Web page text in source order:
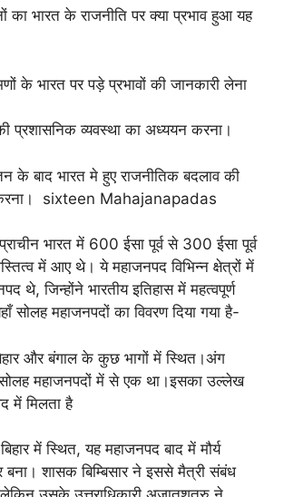
का भारत के राजनीति पर क्या प्रभाव हुआ यह
के भारत पर पड़े प्रभावों की जानकारी लेना
प्रशासनिक व्यवस्था का अध्ययन करना।
के बाद भारत मे हुए राजनीतिक बदलाव की
करना। sixteen Mahajanapadas
भारत में 600 ईसा पूर्व से 300 ईसा पूर्व
में आए थे। ये महाजनपद विभिन्न क्षेत्रों में
थे, जिन्होंने भारतीय इतिहास में महत्वपूर्ण
सोलह महाजनपदों का विवरण दिया गया है-
और बंगाल के कुछ भागों में स्थित।अंग
महाजनपदों में से एक था।इसका उल्लेख
में मिलता है
में स्थित, यह महाजनपद बाद में मौर्य
बना। शासक बिम्बिसार ने इससे मैत्री संबंध